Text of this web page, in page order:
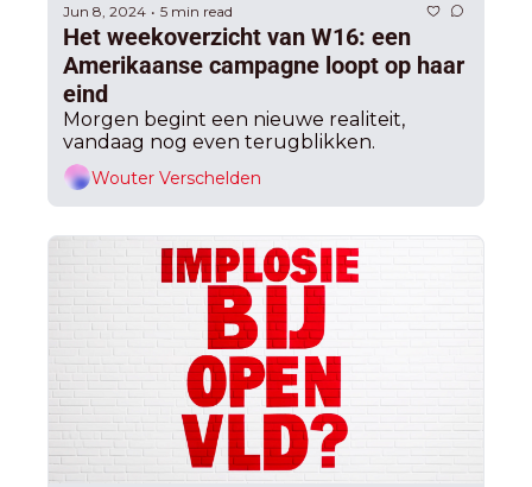
Jun 8, 2024 • 5 min read
Het weekoverzicht van W16: een
Amerikaanse campagne loopt op haar
eind
Morgen begint een nieuwe realiteit,
vandaag nog even terugblikken.
Wouter Verschelden